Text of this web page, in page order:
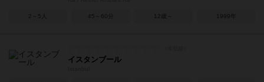
2～5人 45～60分 12歳～ 1999年
イスタンブール